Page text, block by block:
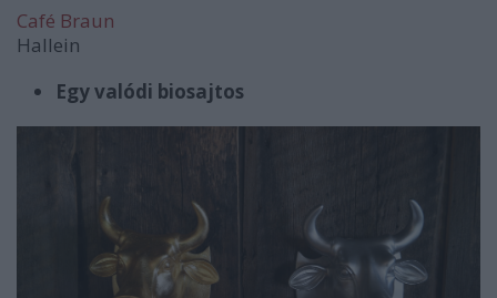
Café Braun
Hallein
Egy valódi biosajtos